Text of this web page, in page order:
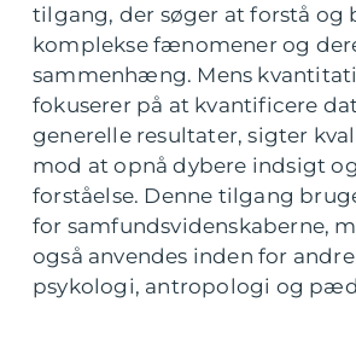
tilgang, der søger at forstå og
komplekse fænomener og
sammenhæng. Mens
fokuserer på at kvantificere
generelle resultater, sigter
mod at opnå dybere indsigt
forståelse. Denne tilgang
for samfundsvidenskaberne,
også anvendes inden for
psykologi, antropologi og